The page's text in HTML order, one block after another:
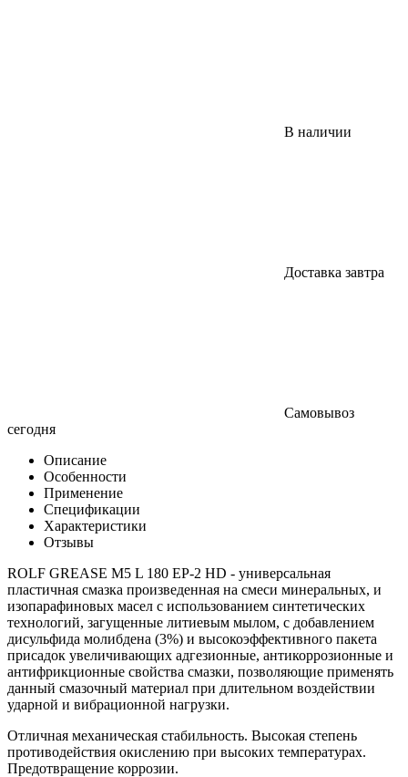
В наличии
Доставка завтра
Самовывоз
сегодня
Описание
Особенности
Применение
Спецификации
Характеристики
Отзывы
ROLF GREASE M5 L 180 EP-2 HD - универсальная
пластичная смазка произведенная на смеси минеральных, и
изопарафиновых масел с использованием синтетических
технологий, загущенные литиевым мылом, с добавлением
дисульфида молибдена (3%) и высокоэффективного пакета
присадок увеличивающих адгезионные, антикоррозионные и
антифрикционные свойства смазки, позволяющие применять
данный смазочный материал при длительном воздействии
ударной и вибрационной нагрузки.
Отличная механическая стабильность. Высокая степень
противодействия окислению при высоких температурах.
Предотвращение коррозии.